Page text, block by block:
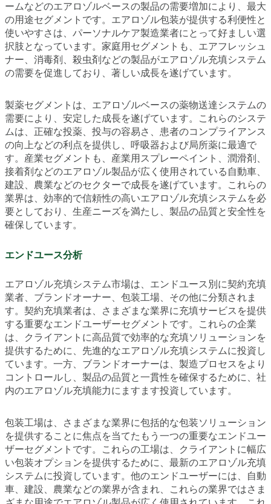
ームなどのエアロゾルベースの製品の需要増加により、最大
の用途セグメントです。エアロゾル包装が提供する利便性と
使いやすさは、パーソナルケア製造業者にとって好ましい選
択肢となっています。家庭用セグメントも、エアフレッシュ
ナー、消毒剤、殺虫剤などの製品がエアロゾル充填システム
の需要を促進しており、著しい成長を遂げています。
製薬セグメントは、エアロゾルベースの薬物送達システムの
需要により、安定した成長を遂げています。これらのシステ
ムは、正確な投薬、投与の容易さ、患者のコンプライアンス
の向上などの利点を提供し、呼吸器および局所薬に最適で
す。産業セグメントも、産業用スプレーペイント、潤滑剤、
接着剤などのエアロゾル製品が広く使用されている自動車、
建設、農業などのセクターで成長を遂げています。これらの
業界は、効率的で信頼性の高いエアロゾル充填システムを必
要としており、生産ニーズを満たし、製品の品質と安全性を
確保しています。
エンドユース分析
エアロゾル充填システム市場は、エンドユース別に契約充填
業者、ブランドオーナー、包装工場、その他に分類されま
す。契約充填業者は、さまざまな業界に充填サービスを提供
する重要なエンドユーザーセグメントです。これらの企業
は、クライアントに高品質で効率的な充填ソリューションを
提供するために、先進的なエアロゾル充填システムに投資し
ています。一方、ブランドオーナーは、製造プロセスをより
コントロールし、製品の品質と一貫性を確保するために、社
内のエアロゾル充填能力にますます投資しています。
包装工場は、さまざまな業界に包括的な包装ソリューション
を提供することに焦点を当てたもう一つの重要なエンドユー
ザーセグメントです。これらの工場は、クライアントに幅広
い包装オプションを提供するために、最新のエアロゾル充填
システムに投資しています。他のエンドユーザーには、自動
車、建設、農業などの業界が含まれ、これらの業界ではさま